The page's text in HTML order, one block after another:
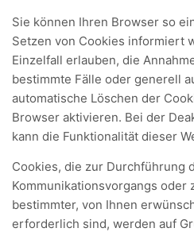
Sie können Ihren Browser so
Setzen von Cookies informiert
Einzelfall erlauben, die
bestimmte Fälle oder generell
automatische Löschen der
Browser aktivieren. Bei der
kann die Funktionalität dieser
Cookies, die zur Durchführung
Kommunikationsvorgangs oder
bestimmter, von Ihnen
erforderlich sind, werden auf